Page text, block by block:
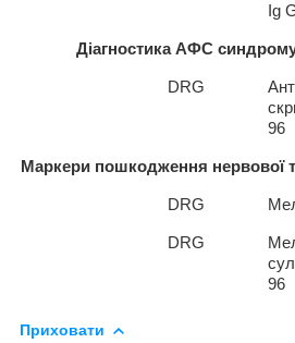
Ig
Діагностика АФС
DRG
96
Маркери пошкодження нервової
DRG
DRG
96
Приховати